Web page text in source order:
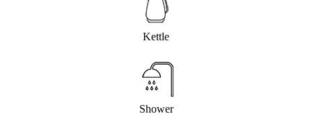
Kettle
Shower